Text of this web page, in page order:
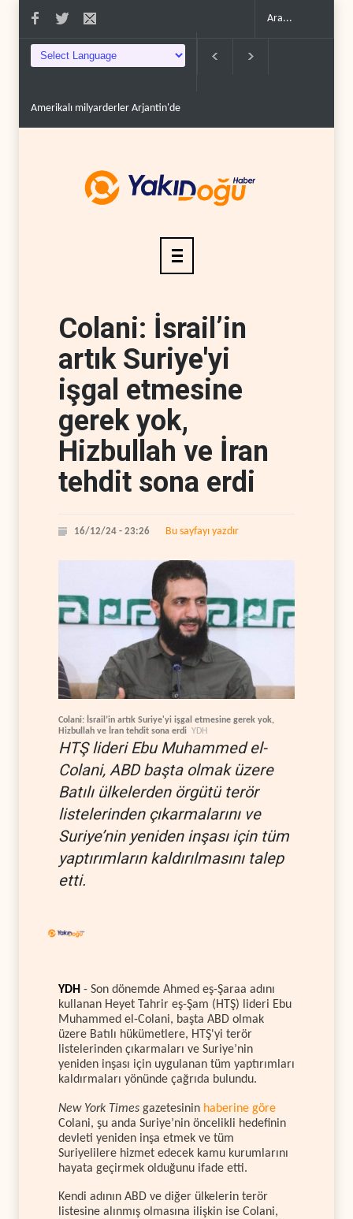
Amerikalı milyarderler Arjantin'de nükleer savaş sığın..
Colani: İsrail’in
artık Suriye'yi
işgal etmesine
gerek yok,
Hizbullah ve İran
tehdit sona erdi
16/12/24 - 23:26 Bu sayfayı yazdır
Colani: İsrail’in artık Suriye'yi işgal etmesine gerek yok,
Hizbullah ve İran tehdit sona erdi YDH
HTŞ lideri Ebu Muhammed el-
Colani, ABD başta olmak üzere
Batılı ülkelerden örgütü terör
listelerinden çıkarmalarını ve
Suriye’nin yeniden inşası için tüm
yaptırımların kaldırılmasını talep
etti.
YDH - Son dönemde Ahmed eş-Şaraa adını
kullanan Heyet Tahrir eş-Şam (HTŞ) lideri Ebu
Muhammed el-Colani, başta ABD olmak
üzere Batılı hükümetlere, HTŞ'yi terör
listelerinden çıkarmaları ve Suriye’nin
yeniden inşası için uygulanan tüm yaptırımları
kaldırmaları yönünde çağrıda bulundu.
New York Times gazetesinin haberine göre
Colani, şu anda Suriye’nin öncelikli hedefinin
devleti yeniden inşa etmek ve tüm
Suriyelilere hizmet edecek kamu kurumlarını
hayata geçirmek olduğunu ifade etti.
Kendi adının ABD ve diğer ülkelerin terör
listesine alınmış olmasına ilişkin ise Colani,